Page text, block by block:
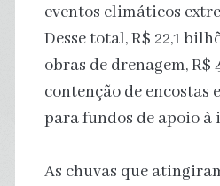
eventos climáticos
Desse total, R$ 22,1
obras de drenagem, R$
contenção de encostas
para fundos de apoio
As chuvas que